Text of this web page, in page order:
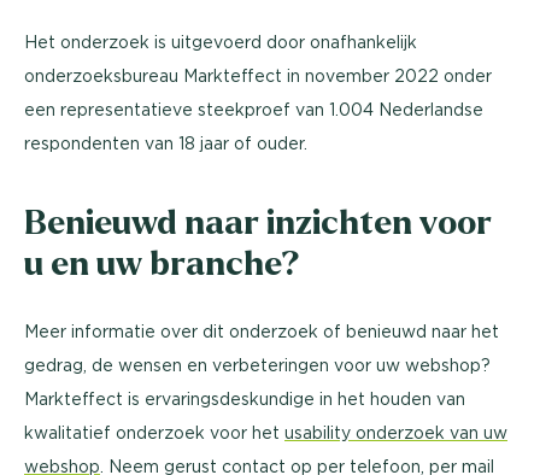
Het onderzoek is uitgevoerd door onafhankelijk
onderzoeksbureau Markteffect in november 2022 onder
een representatieve steekproef van 1.004 Nederlandse
respondenten van 18 jaar of ouder.
Benieuwd naar inzichten voor
u en uw branche?
Meer informatie over dit onderzoek of benieuwd naar het
gedrag, de wensen en verbeteringen voor uw webshop?
Markteffect is ervaringsdeskundige in het houden van
kwalitatief onderzoek voor het usability onderzoek van uw
webshop . Neem gerust contact op per telefoon, per mail